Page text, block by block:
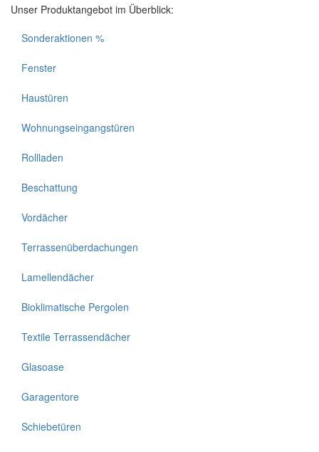
Unser Produktangebot im Überblick:
Sonderaktionen %
Fenster
Haustüren
Wohnungs­eingangs­türen
Rollladen
Beschattung
Vordächer
Terrassenüberdachungen
Lamellendächer
Bioklimatische Pergolen
Textile Terrassendächer
Glasoase
Garagentore
Schiebetüren